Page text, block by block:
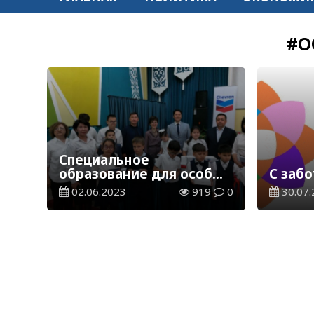
Специальное
образование для особых
детей
02.06.2023 919 0
С